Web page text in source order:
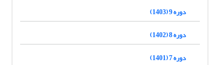
دوره 9 (1403)
دوره 8 (1402)
دوره 7 (1401)